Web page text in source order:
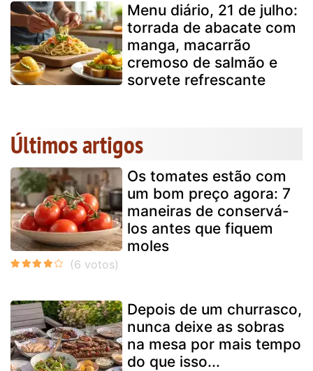
Menu diário, 21 de julho:
torrada de abacate com
manga, macarrão
cremoso de salmão e
sorvete refrescante
Últimos artigos
Os tomates estão com
um bom preço agora: 7
maneiras de conservá-
los antes que fiquem
moles
Depois de um churrasco,
nunca deixe as sobras
na mesa por mais tempo
do que isso...